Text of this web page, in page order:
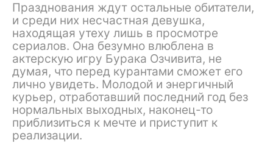
Празднования ждут остальные обитатели,
и среди них несчастная девушка,
находящая утеху лишь в просмотре
сериалов. Она безумно влюблена в
актерскую игру Бурака Озчивита, не
думая, что перед курантами сможет его
лично увидеть. Молодой и энергичный
курьер, отработавший последний год без
нормальных выходных, наконец-то
приблизиться к мечте и приступит к
реализации.